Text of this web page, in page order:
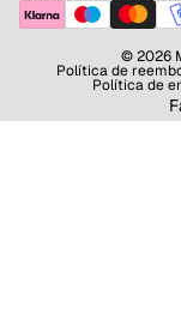
© 2026
Política de
Política de